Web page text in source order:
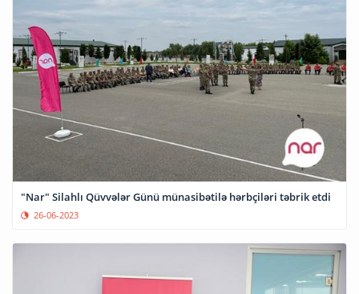
"Nar" Silahlı Qüvvələr Günü münasibətilə hərbçiləri təbrik etdi
26-06-2023